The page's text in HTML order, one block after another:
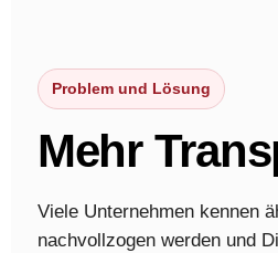
Problem und Lösung
Mehr
Viele Unternehmen kennen
nachvollzogen werden und